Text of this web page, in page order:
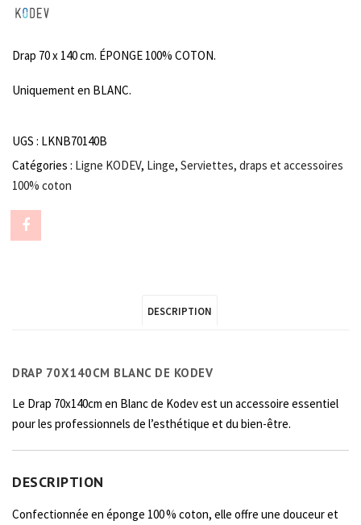
Drap 70 x 140 cm. ÉPONGE 100% COTON.
Uniquement en BLANC.
UGS : LKNB70140B
Catégories : Ligne KODEV, Linge, Serviettes, draps et accessoires
100% coton
Share
Facebook
DESCRIPTION
DRAP 70X140CM BLANC DE KODEV
Le Drap 70x140cm en Blanc de Kodev est un accessoire essentiel
pour les professionnels de l’esthétique et du bien-être.
DESCRIPTION
Confectionnée en éponge 100 % coton, elle offre une douceur et